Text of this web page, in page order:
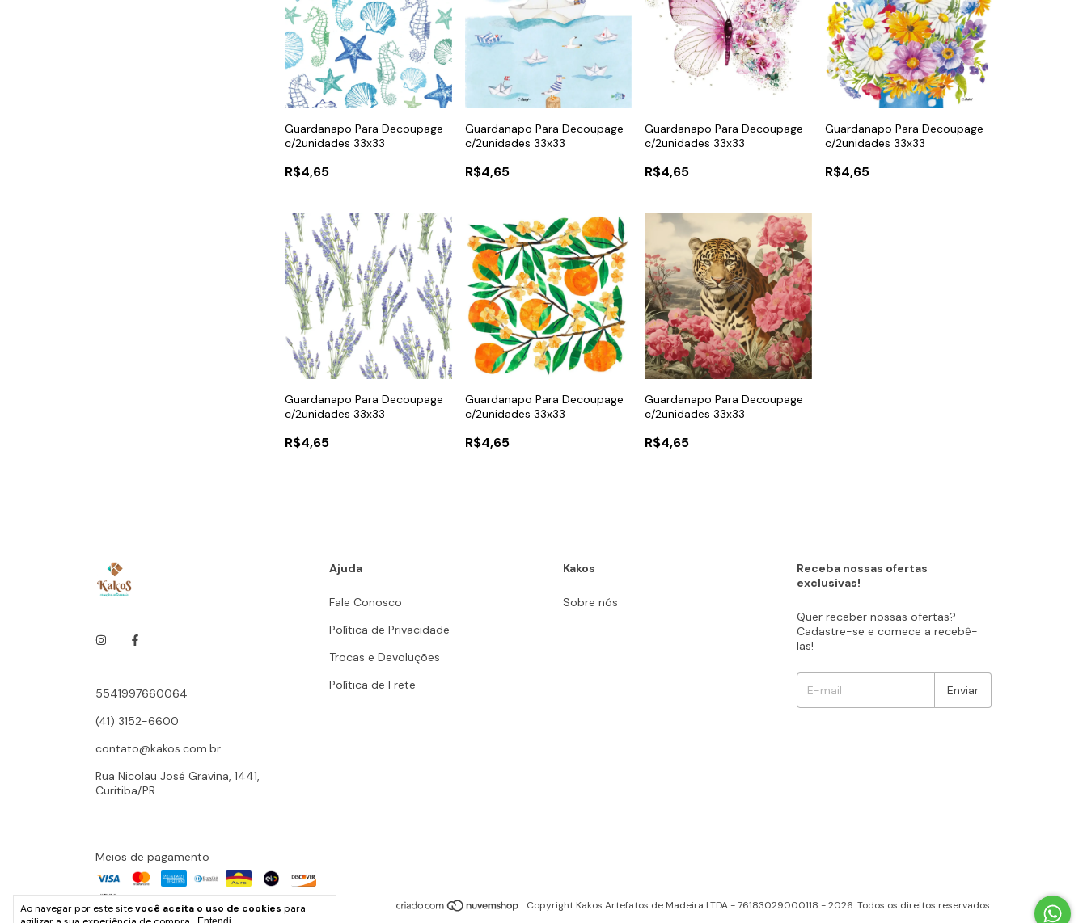
Ao navegar por este sitevocê aceita o uso de cookies para
Guardanapo Para Decoupage
c/2unidades 33x33
R$4,65
Guardanapo Para Decoupage
c/2unidades 33x33
R$4,65
Guardanapo Para Decoupage
c/2unidades 33x33
R$4,65
Guardanapo Para Decoupage
c/2unidades 33x33
R$4,65
Guardanapo Para Decoupage
c/2unidades 33x33
R$4,65
Guardanapo Para Decoupage
c/2unidades 33x33
R$4,65
Guardanapo Para Decoupage
c/2unidades 33x33
R$4,65
5541997660064
(41) 3152-6600
contato@kakos.com.br
Rua Nicolau José Gravina, 1441,
Curitiba/PR
Ajuda
Fale Conosco
Política de Privacidade
Trocas e Devoluções
Política de Frete
Kakos
Sobre nós
Receba nossas ofertas
exclusivas!
Quer receber nossas ofertas?
Cadastre-se e comece a recebê-
las!
Meios de pagamento
Copyright Kakos Artefatos de Madeira LTDA - 76183029000118 - 2026. Todos os direitos reservados.